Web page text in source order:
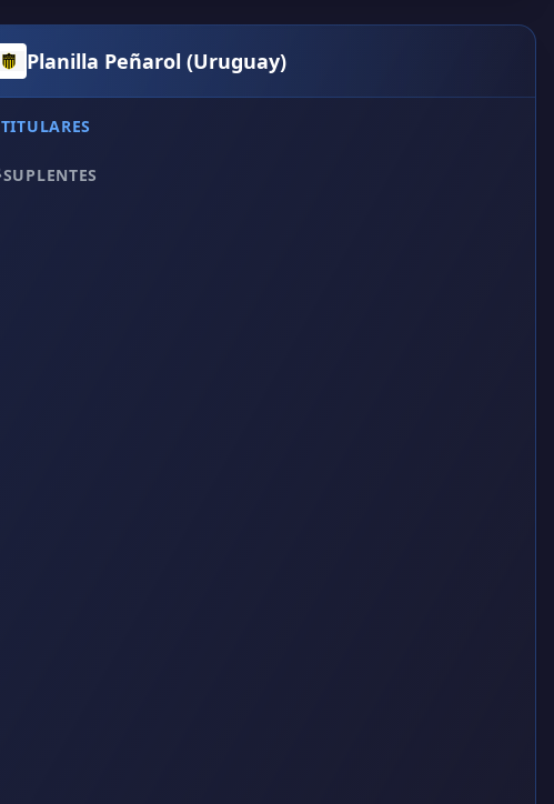
Planilla Peñarol (Uruguay)
TITULARES
SUPLENTES